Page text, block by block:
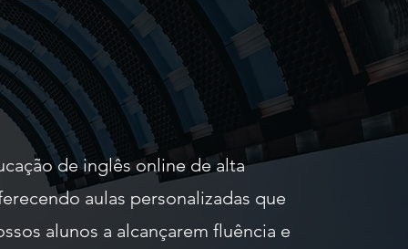
de inglês online de alta
aulas personalizadas que
alunos a alcançarem fluência e